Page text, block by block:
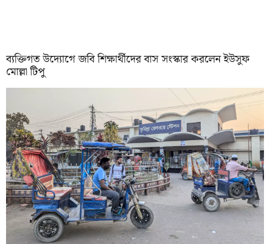
ব্যক্তিগত উদ্যোগে জবি শিক্ষার্থীদের বাস সংস্কার করলেন ইউসুফ
মোল্লা টিপু